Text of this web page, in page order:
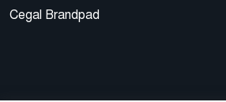
Cegal Brandpad